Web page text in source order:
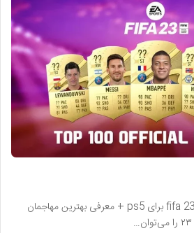
راهنمای خرید اکانت قانونی fifa 23 برای ps5 + معرفی بهترین مهاجمان